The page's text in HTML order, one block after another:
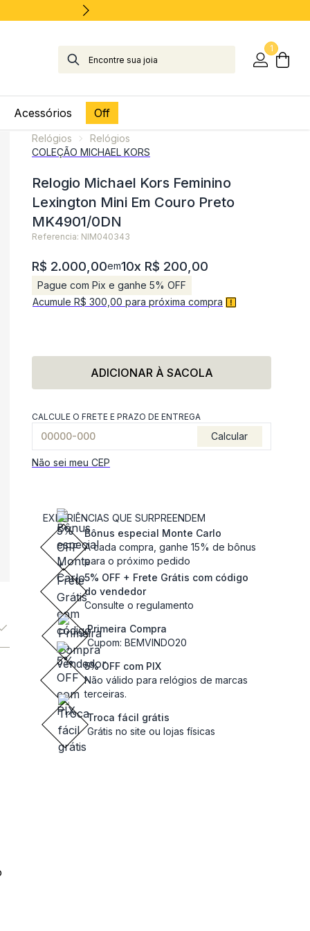
1
Acessórios Off
Relógios
Relógios
COLEÇÃO MICHAEL KORS
Relogio Michael Kors Feminino
Lexington Mini Em Couro Preto
MK4901/0DN
Referencia: NIM040343
R$ 2.000,00em10x R$ 200,00
Pague com Pix e ganhe 5% OFF
Acumule R$ 300,00 para próxima compra
ADICIONAR À SACOLA
CALCULE O FRETE E PRAZO DE ENTREGA
Calcular
Não sei meu CEP
EXPERIÊNCIAS QUE SURPREENDEM
Bônus especial Monte Carlo
A cada compra, ganhe 15% de bônus
para o próximo pedido
5% OFF + Frete Grátis com código
do vendedor
Consulte o regulamento
Primeira Compra
Cupom: BEMVINDO20
5% OFF com PIX
Não válido para relógios de marcas
terceiras.
Troca fácil grátis
Grátis no site ou lojas físicas